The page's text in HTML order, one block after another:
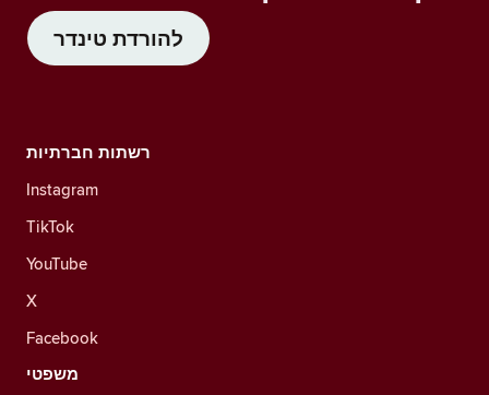
להורדת טינדר
רשתות חברתיות
Instagram
TikTok
YouTube
X
Facebook
משפטי